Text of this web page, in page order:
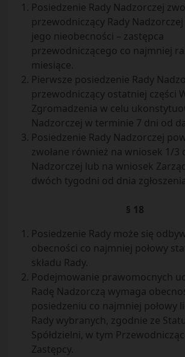
Posiedzenie Rady Nadzorczej
przewodniczący Rady
jego nieobecności – zastępca
przewodniczącego co najmniej
miesiące.
Pierwsze posiedzenie Rady
przewodniczący ostatniej części
Zgromadzenia w celu
Nadzorczej w terminie 7 dni od
Posiedzenie Rady Nadzorczej
zwołane również na wniosek 1/3
Nadzorczej lub na wniosek
dwóch tygodni od dnia
§ 18
Posiedzenie Rady może się
obecności co najmniej połowy
składu Rady.
Podejmowanie prawomocnych
Radę Nadzorczą wymaga
posiedzeniu co najmniej połowy
Rady wybranych, zgodnie ze
Spółdzielni, w tym
Zastępcy.